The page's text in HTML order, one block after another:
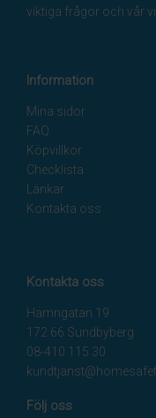
viktiga frågor och vår
Information
Mina sidor
FAQ
Köpvillkor
Checklista
Länkar
Kontakta oss
Kontakta oss
Hamngatan 19
172 66 Sundbyberg
08-410 115 30
Följ oss